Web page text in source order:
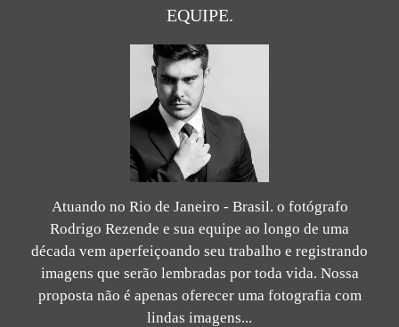
EQUIPE.
Atuando no Rio de Janeiro - Brasil. o fotógrafo
Rodrigo Rezende e sua equipe ao longo de uma
década vem aperfeiçoando seu trabalho e registrando
imagens que serão lembradas por toda vida. Nossa
proposta não é apenas oferecer uma fotografia com
lindas imagens...